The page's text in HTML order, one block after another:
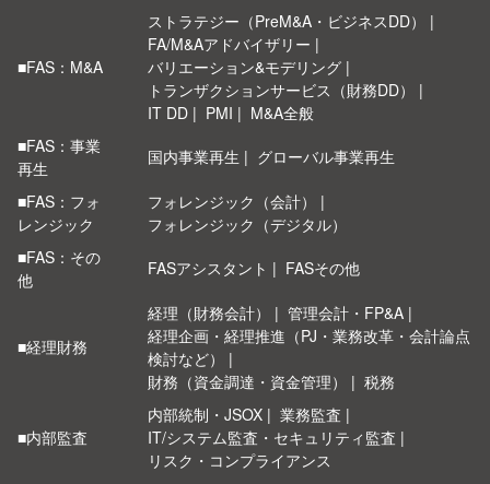
■FAS：M&A
ストラテジー（PreM&A・ビジネスDD）
FA/M&Aアドバイザリー
バリエーション&モデリング
トランザクションサービス（財務DD）
IT DD
PMI
M&A全般
■FAS：事業
再生
国内事業再生 グローバル事業再生
■FAS：フォ
レンジック
フォレンジック（会計）
フォレンジック（デジタル）
■FAS：その
他
FASアシスタント FASその他
■経理財務
経理（財務会計）
管理会計・FP&A
経理企画・経理推進（PJ・業務改革・会計論点
検討など）
財務（資金調達・資金管理）
税務
■内部監査
内部統制・JSOX
業務監査
IT/システム監査・セキュリティ監査
リスク・コンプライアンス